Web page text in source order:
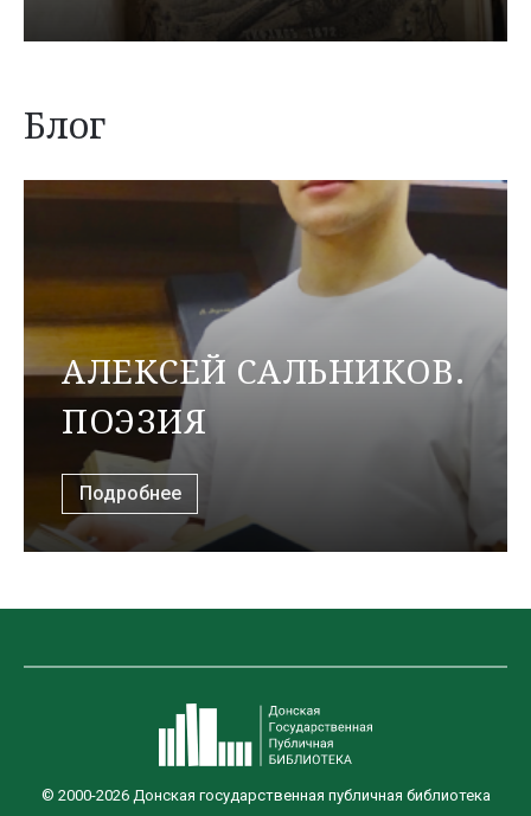
Блог
АЛЕКСЕЙ САЛЬНИКОВ.
ПОЭЗИЯ
Подробнее
© 2000-2026 Донская государственная публичная библиотека